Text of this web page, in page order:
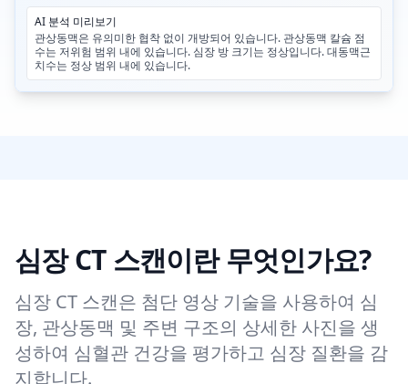
AI 분석 미리보기
관상동맥은 유의미한 협착 없이 개방되어 있습니다. 관상동맥 칼슘 점
수는 저위험 범위 내에 있습니다. 심장 방 크기는 정상입니다. 대동맥근
치수는 정상 범위 내에 있습니다.
심장 CT 스캔이란 무엇인가요?
심장 CT 스캔은 첨단 영상 기술을 사용하여 심
장, 관상동맥 및 주변 구조의 상세한 사진을 생
성하여 심혈관 건강을 평가하고 심장 질환을 감
지합니다.